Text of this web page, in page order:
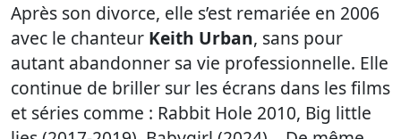
Après son divorce, elle s’est remariée en 2006
avec le chanteur Keith Urban, sans pour
autant abandonner sa vie professionnelle. Elle
continue de briller sur les écrans dans les films
et séries comme : Rabbit Hole 2010, Big little